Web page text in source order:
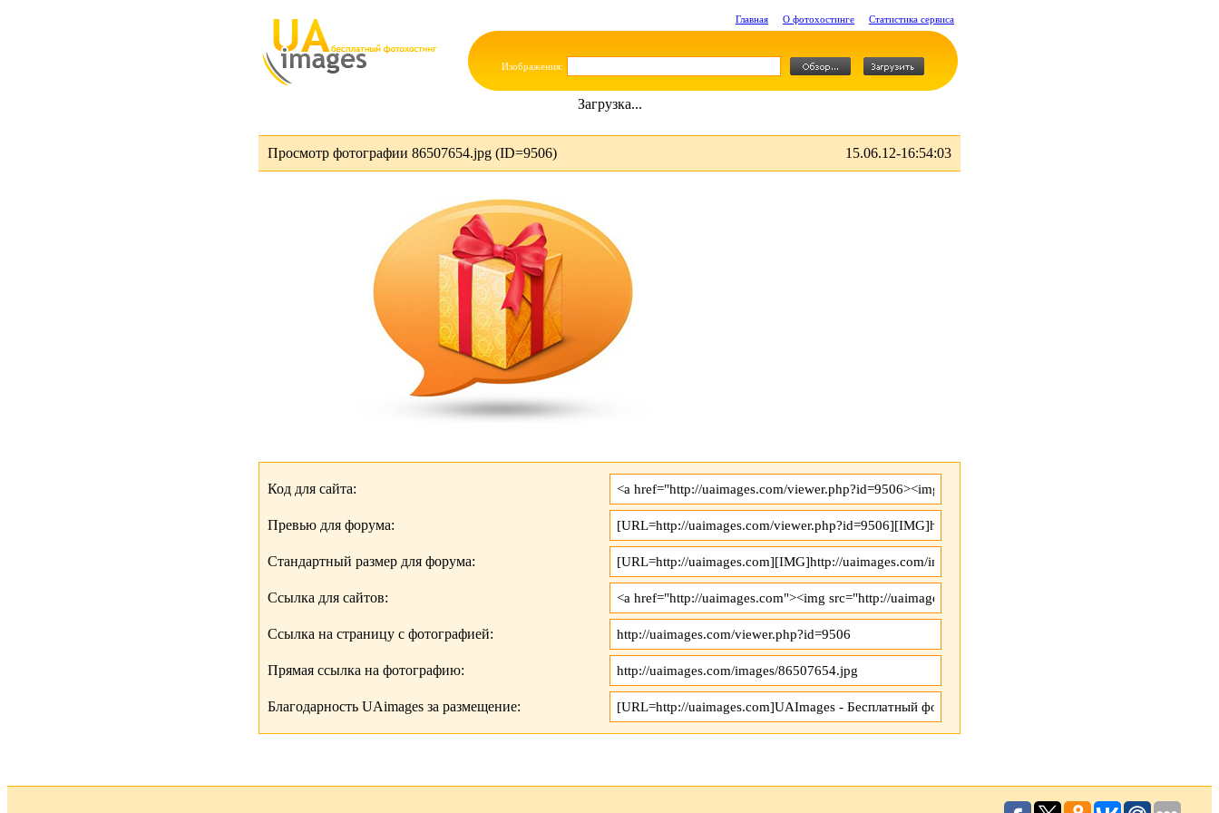
Главная О фотохостинге Статистика сервиса
Изображения:
Загрузка...
Просмотр фотографии 86507654.jpg (ID=9506) 15.06.12-16:54:03
Код для сайта:
Превью для форума:
Стандартный размер для форума:
Ссылка для сайтов:
Ссылка на страницу с фотографией:
Прямая ссылка на фотографию:
Благодарность UAimages за размещение: